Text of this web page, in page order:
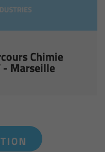
Chimie
- Marseille